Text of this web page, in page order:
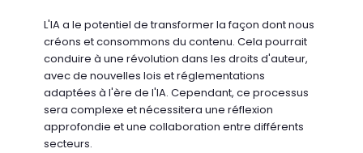
L'IA a le potentiel de transformer la façon dont nous
créons et consommons du contenu. Cela pourrait
conduire à une révolution dans les droits d'auteur,
avec de nouvelles lois et réglementations
adaptées à l'ère de l'IA. Cependant, ce processus
sera complexe et nécessitera une réflexion
approfondie et une collaboration entre différents
secteurs.